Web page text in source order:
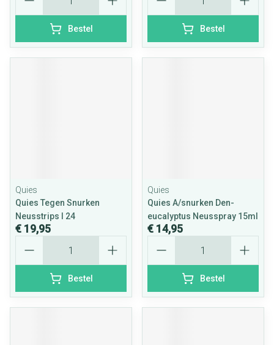
Bestel Bestel
Quies
Quies Tegen Snurken
Neusstrips l 24
€ 19,95
Bestel
Quies
Quies A/snurken Den-
eucalyptus Neusspray 15ml
€ 14,95
Bestel